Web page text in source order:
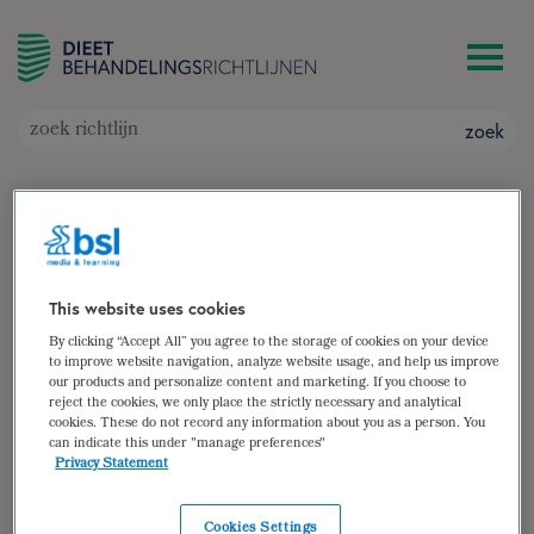
zoek
Parenterale voeding
Doelgroep: Volwassen patiënten die volledig of
gedeeltelijk afhankelijk zijn van parenterale
voeding
Auteur(s):drs. Esther van den Hogen
zoek
samenvatting
(para)medische gegevens
This website uses cookies
By clicking “Accept All” you agree to the storage of cookies on your device
to improve website navigation, analyze website usage, and help us improve
our products and personalize content and marketing. If you choose to
reject the cookies, we only place the strictly necessary and analytical
cookies. These do not record any information about you as a person. You
can indicate this under "manage preferences"
Privacy Statement
Cookies Settings